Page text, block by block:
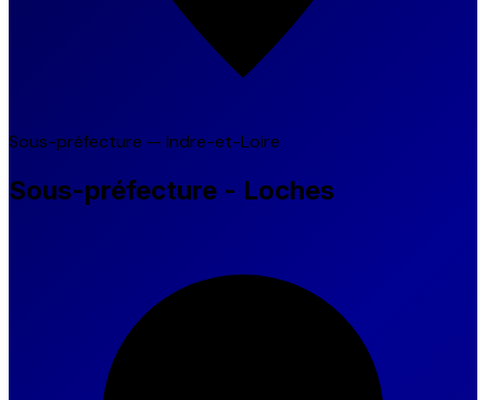
Sous-préfecture — Indre-et-Loire
Sous-préfecture - Loches